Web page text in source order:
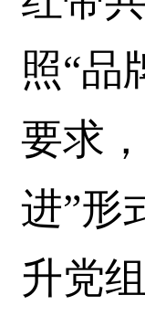
照“品
要求
进”形
升党